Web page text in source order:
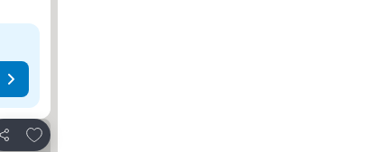
공유
즐겨찾기에 추가